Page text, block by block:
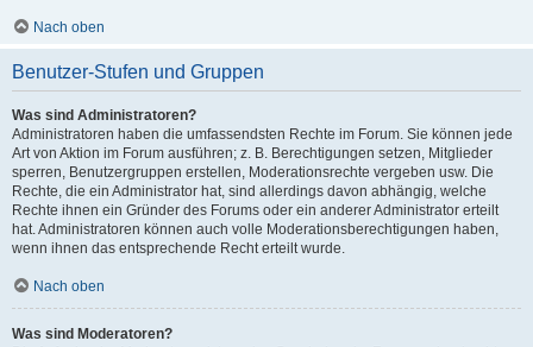
Nach oben
Benutzer-Stufen und Gruppen
Was sind Administratoren?
Administratoren haben die umfassendsten Rechte im Forum. Sie können jede
Art von Aktion im Forum ausführen; z. B. Berechtigungen setzen, Mitglieder
sperren, Benutzergruppen erstellen, Moderationsrechte vergeben usw. Die
Rechte, die ein Administrator hat, sind allerdings davon abhängig, welche
Rechte ihnen ein Gründer des Forums oder ein anderer Administrator erteilt
hat. Administratoren können auch volle Moderationsberechtigungen haben,
wenn ihnen das entsprechende Recht erteilt wurde.
Nach oben
Was sind Moderatoren?